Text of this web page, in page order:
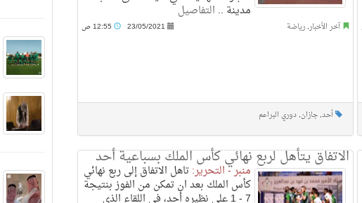
مدينة .. التفاصيل
آخر الأخبار,رياضة 23/05/2021
أحد,جازان,دوري البراعم
الاتفاق يتأهل لربع نهائي كأس الملك بسباعية أحد
منبر - التحرير:تاهل الاتفاق إلى ربع نهائي
كأس الملك بعد ان تمكن من الفوز بنتيجة
7 - 1 على نظيره أحد، في اللقاء الذي